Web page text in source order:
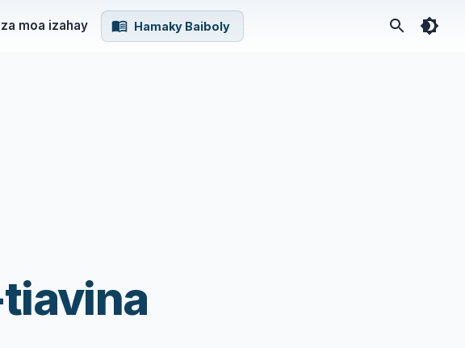
moa izahay Hamaky Baiboly